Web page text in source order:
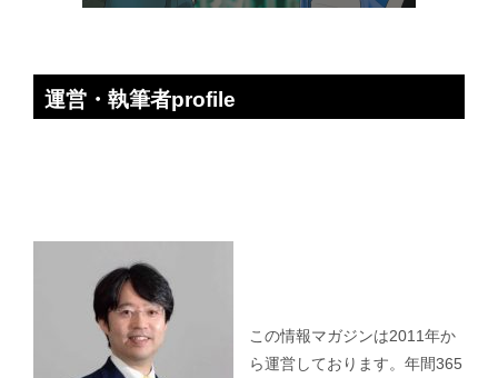
運営・執筆者profile
この情報マガジンは2011年か
ら運営しております。年間365